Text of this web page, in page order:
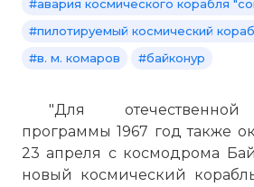
#авария космического корабля
#пилотируемый космический
#в. м. комаров
#байконур
"Для отечественной
программы 1967 год также
23 апреля с космодрома
новый космический